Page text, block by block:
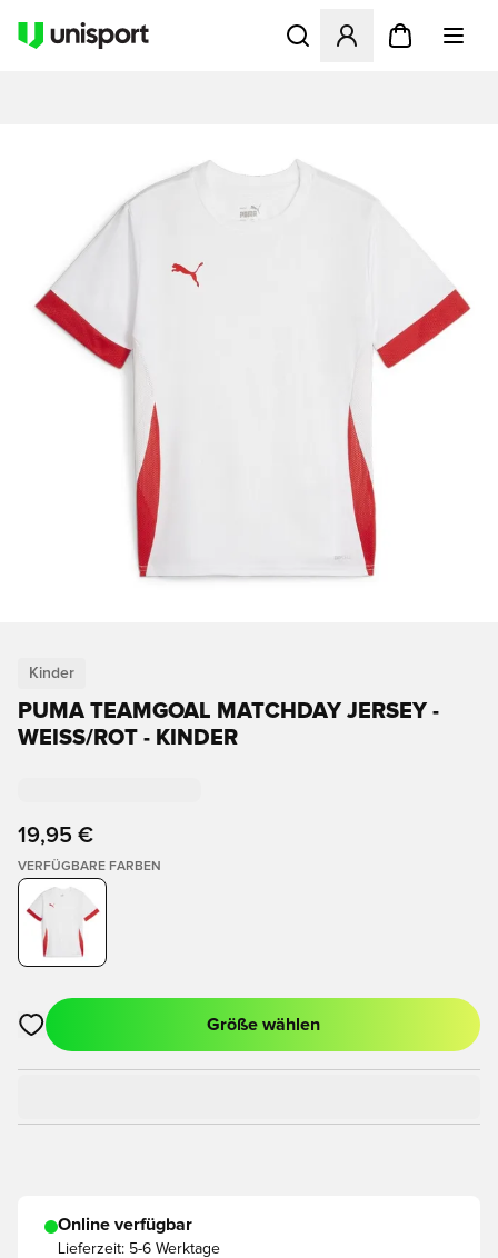
Öffnet ein neues Fenster
Kinder
PUMA TEAMGOAL MATCHDAY JERSEY -
WEISS/ROT - KINDER
19,95 €
VERFÜGBARE FARBEN
Öffnet ein neues Fenster zum Anmelden oder Registrieren
Größe wählen
Online verfügbar
Lieferzeit: 5-6 Werktage